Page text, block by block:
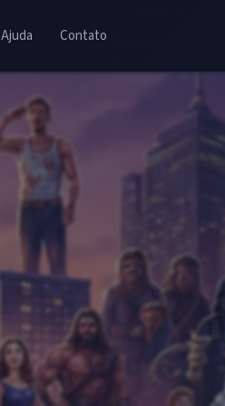
Ajuda Contato